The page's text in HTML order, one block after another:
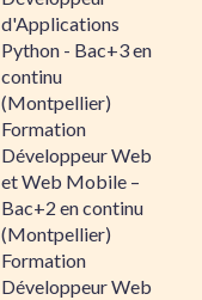
d'Applications
Python - Bac+3 en
continu
(Montpellier)
Formation
Développeur Web
et Web Mobile –
Bac+2 en continu
(Montpellier)
Formation
Développeur Web